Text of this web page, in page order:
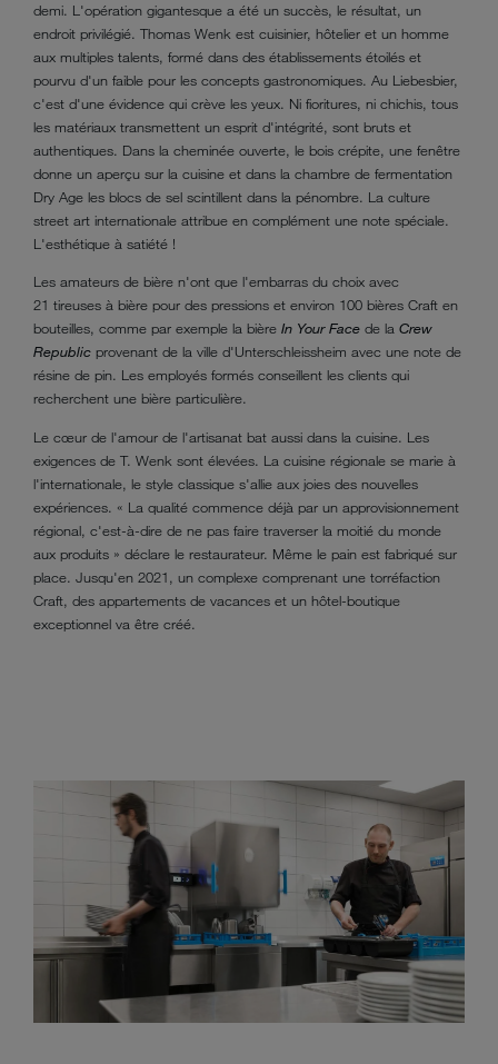
demi. L'opération gigantesque a été un succès, le résultat, un
endroit privilégié. Thomas Wenk est cuisinier, hôtelier et un homme
aux multiples talents, formé dans des établissements étoilés et
pourvu d'un faible pour les concepts gastronomiques. Au Liebesbier,
c'est d'une évidence qui crève les yeux. Ni fioritures, ni chichis, tous
les matériaux transmettent un esprit d'intégrité, sont bruts et
authentiques. Dans la cheminée ouverte, le bois crépite, une fenêtre
donne un aperçu sur la cuisine et dans la chambre de fermentation
Dry Age les blocs de sel scintillent dans la pénombre. La culture
street art internationale attribue en complément une note spéciale.
L'esthétique à satiété !
Les amateurs de bière n'ont que l'embarras du choix avec
21 tireuses à bière pour des pressions et environ 100 bières Craft en
bouteilles, comme par exemple la bière In Your Face de la Crew
Republic provenant de la ville d'Unterschleissheim avec une note de
résine de pin. Les employés formés conseillent les clients qui
recherchent une bière particulière.
Le cœur de l'amour de l'artisanat bat aussi dans la cuisine. Les
exigences de T. Wenk sont élevées. La cuisine régionale se marie à
l'internationale, le style classique s'allie aux joies des nouvelles
expériences. « La qualité commence déjà par un approvisionnement
régional, c'est-à-dire de ne pas faire traverser la moitié du monde
aux produits » déclare le restaurateur. Même le pain est fabriqué sur
place. Jusqu'en 2021, un complexe comprenant une torréfaction
Craft, des appartements de vacances et un hôtel-boutique
exceptionnel va être créé.